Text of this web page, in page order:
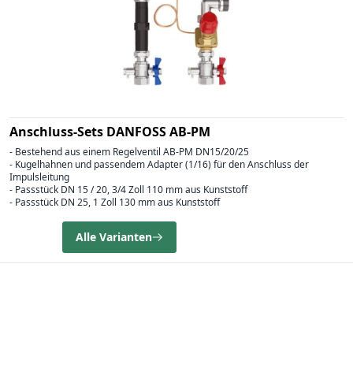
Anschluss-Sets DANFOSS AB-PM
- Bestehend aus einem Regelventil AB-PM DN15/20/25
- Kugelhahnen und passendem Adapter (1/16) für den Anschluss der
Impulsleitung
- Passstück DN 15 / 20, 3/4 Zoll 110 mm aus Kunststoff
- Passstück DN 25, 1 Zoll 130 mm aus Kunststoff
Alle Varianten